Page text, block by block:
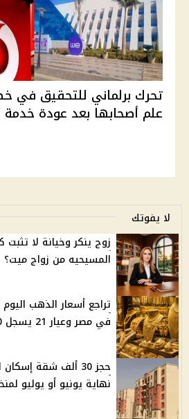
تحرك برلماني للتحقيق
علم أصحابها بعد عودة خدمة
لا يفوتك
زوج ينكر وخيانة لا
المسيحيه من زواج ميت؟
في مصر وعيار 21 يسجل 6020 جنيه للجرام
نهاية يونيو أو يوليو